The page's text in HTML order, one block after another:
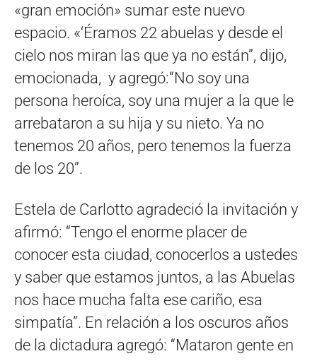
«gran emoción» sumar este nuevo
espacio. «‘Éramos 22 abuelas y desde el
cielo nos miran las que ya no están”, dijo,
emocionada, y agregó:“No soy una
persona heroíca, soy una mujer a la que le
arrebataron a su hija y su nieto. Ya no
tenemos 20 años, pero tenemos la fuerza
de los 20”.
Estela de Carlotto agradeció la invitación y
afirmó: “Tengo el enorme placer de
conocer esta ciudad, conocerlos a ustedes
y saber que estamos juntos, a las Abuelas
nos hace mucha falta ese cariño, esa
simpatía”. En relación a los oscuros años
de la dictadura agregó: “Mataron gente en